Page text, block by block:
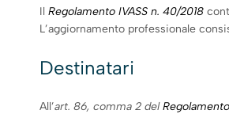
Il Regolamento IVASS n. 40/2018
L’aggiornamento professionale
Destinatari
All’art. 86, comma 2 del